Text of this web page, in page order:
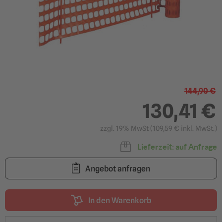
144,90 €
130,41 €
zzgl. 19% MwSt (109,59 € inkl. MwSt.)
Lieferzeit: auf Anfrage
Angebot anfragen
In den Warenkorb